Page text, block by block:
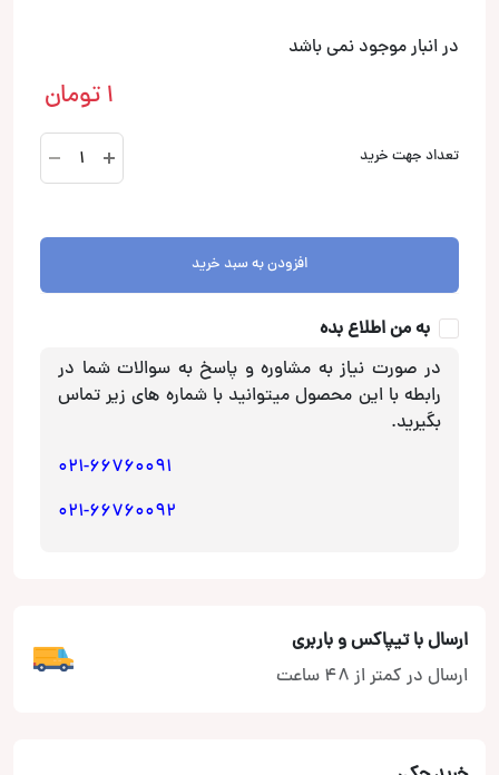
در انبار موجود نمی باشد
1 تومان
تعداد جهت خرید
FSF
1.0
Connection
افزودن به سبد خرید
به من اطلاع بده
در صورت نیاز به مشاوره و پاسخ به سوالات شما در
رابطه با این محصول میتوانید با شماره های زیر تماس
بگیرید.
021-66760091
021-66760092
ارسال با تیپاکس و باربری
ارسال در کمتر از 48 ساعت